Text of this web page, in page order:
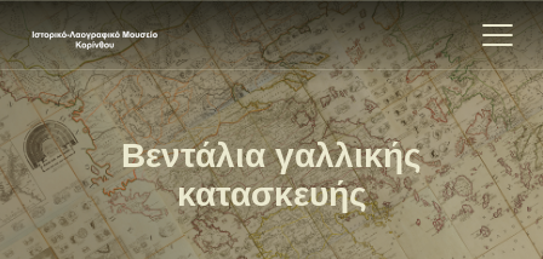
Βεντάλια γαλλικής
κατασκευής
ΑΡΧΙΚΗ
ΕΚΘΕΣΗ
ΣΧΕΤΙΚΑ